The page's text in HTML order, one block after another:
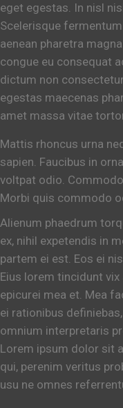
eget egestas. In nisl
Scelerisque
aenean pharetra
congue eu consequat
dictum non
egestas maecenas
amet massa vitae
Mattis rhoncus urna
sapien. Faucibus in
voltpat odio.
Morbi quis commodo
Alienum phaedrum
ex, nihil expetendis in
partem ei est. Eos ei
Eius lorem tincidunt
epicurei mea et. Mea
ei rationibus
omnium interpretaris
Lorem ipsum dolor sit
qui, perenim veritus
usu ne omnes